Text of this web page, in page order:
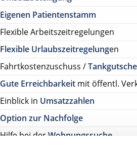
Eigenen Patientenstamm
Flexible Arbeitszeitregelungen
Flexible Urlaubszeitregelungen
Fahrtkostenzuschuss /
Gute Erreichbarkeit mit öffentl.
Einblick in Umsatzzahlen
Option zur Nachfolge
Hilfe bei derWohnungssuche